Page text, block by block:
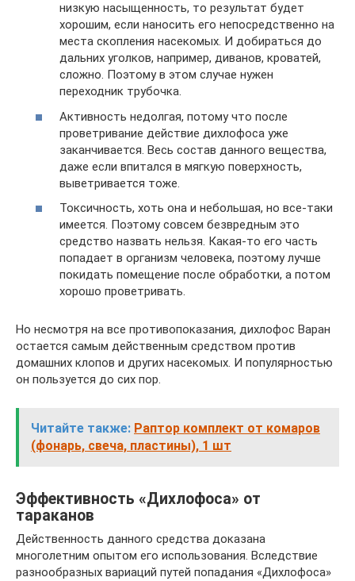
низкую насыщенность, то результат будет
хорошим, если наносить его непосредственно на
места скопления насекомых. И добираться до
дальних уголков, например, диванов, кроватей,
сложно. Поэтому в этом случае нужен
переходник трубочка.
Активность недолгая, потому что после
проветривание действие дихлофоса уже
заканчивается. Весь состав данного вещества,
даже если впитался в мягкую поверхность,
выветривается тоже.
Токсичность, хоть она и небольшая, но все-таки
имеется. Поэтому совсем безвредным это
средство назвать нельзя. Какая-то его часть
попадает в организм человека, поэтому лучше
покидать помещение после обработки, а потом
хорошо проветривать.
Но несмотря на все противопоказания, дихлофос Варан
остается самым действенным средством против
домашних клопов и других насекомых. И популярностью
он пользуется до сих пор.
Читайте также: Раптор комплект от комаров
(фонарь, свеча, пластины), 1 шт
Эффективность «Дихлофоса» от
тараканов
Действенность данного средства доказана
многолетним опытом его использования. Вследствие
разнообразных вариаций путей попадания «Дихлофоса»